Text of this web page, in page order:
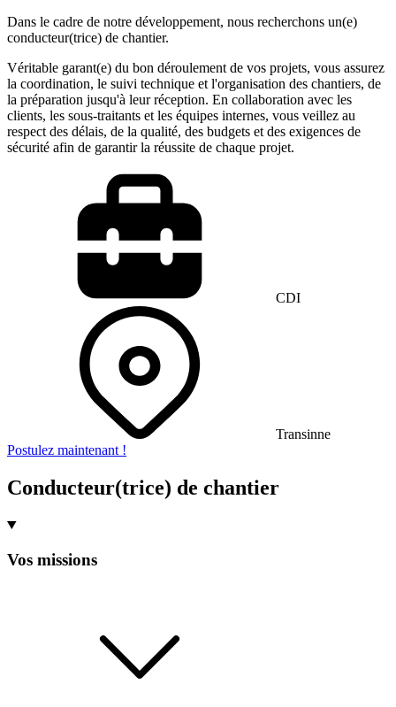
Dans le cadre de notre développement, nous recherchons un(e)
conducteur(trice) de chantier.
Véritable garant(e) du bon déroulement de vos projets, vous assurez
la coordination, le suivi technique et l'organisation des chantiers, de
la préparation jusqu'à leur réception. En collaboration avec les
clients, les sous-traitants et les équipes internes, vous veillez au
respect des délais, de la qualité, des budgets et des exigences de
sécurité afin de garantir la réussite de chaque projet.
CDI
Transinne
Postulez maintenant !
Conducteur(trice) de chantier
Vos missions